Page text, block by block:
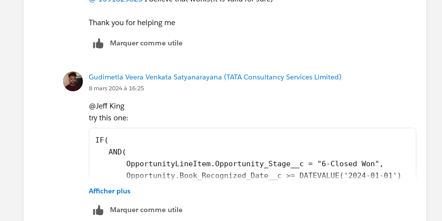
Thank you for helping me
Marquer comme utile
Gudimetla Veera Venkata Satyanarayana (TATA Consultancy Services Limited)
8 mars 2024 à 16:25
@Jeff King
try this one:
IF(
   AND(
       OpportunityLineItem.Opportunity_Stage__c = "6-Closed Won",
       Opportunity.Book_Recognized_Date__c >= DATEVALUE('2024-01-01')
   ),
   IF(
Afficher plus
Marquer comme utile